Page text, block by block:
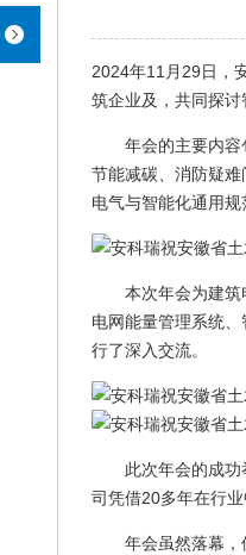
2024年11月29日，
筑企业及，共同探
年会的主要内容包
节能减碳、消防疑
电气与智能化通用
本次年会为建筑电
电网能量管理系统
行了深入交流。
此次年会的成功举
司凭借20多年在行
年会虽然落幕，但